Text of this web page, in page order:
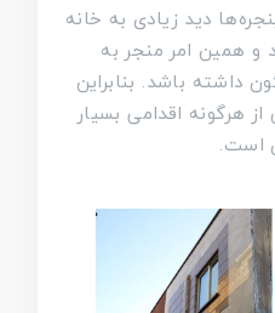
دید زیادی به خانه
و همین امر منجر به
داشته باشد. بنابراین
هرگونه اقدامی بسیار
است.